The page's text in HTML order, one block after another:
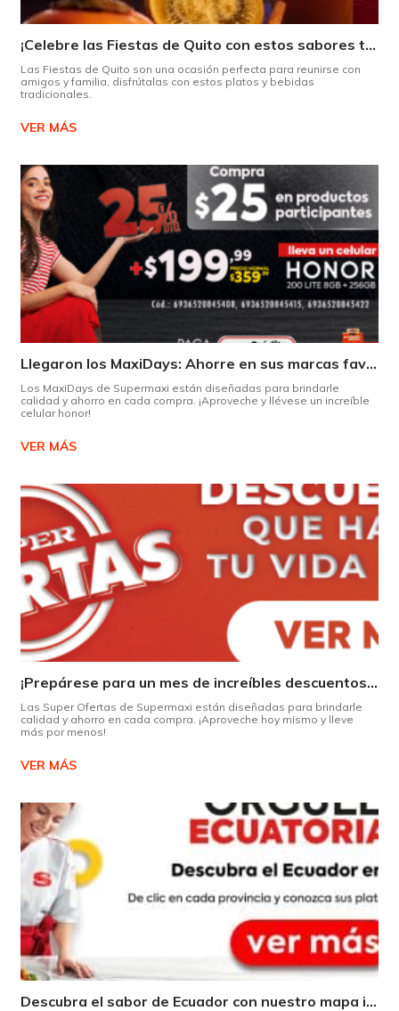
¡Celebre las Fiestas de Quito con estos sabores típicos!
Las Fiestas de Quito son una ocasión perfecta para reunirse con
amigos y familia, disfrútalas con estos platos y bebidas
tradicionales.
VER MÁS
Llegaron los MaxiDays: Ahorre en sus marcas favoritas
Los MaxiDays de Supermaxi están diseñadas para brindarle
calidad y ahorro en cada compra. ¡Aproveche y llévese un increíble
celular honor!
VER MÁS
¡Prepárese para un mes de increíbles descuentos en Supermaxi!
Las Super Ofertas de Supermaxi están diseñadas para brindarle
calidad y ahorro en cada compra. ¡Aproveche hoy mismo y lleve
más por menos!
VER MÁS
Descubra el sabor de Ecuador con nuestro mapa interactivo de recetas